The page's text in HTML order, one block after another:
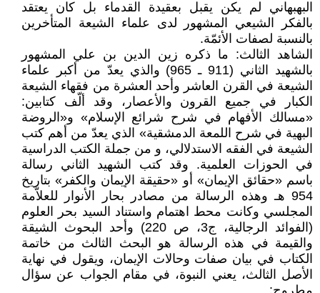
البهبهاني لم يكن يقبل بعقيدة القدماء بل كان يعتقد
بالفكر الشيعي المشهور لدى علماء الشيعة المتأخرين
بالنسبة لصفات الأئمّة.
الشاهد الثالث: ما ذكره زين الدين بن علي المشهور
بالشهيد الثاني (911 ـ 965) والذي يعدّ من أكبر علماء
الشيعة في القرن العاشر وأحد العشرة من فقهاء الشيعة
الكبار في جميع القرون والأعصار، وقد ألّف كتابين:
«مسالك الأفهام في شرح شرائع الإسلام» و«الروضة
البهية في شرح اللمعة الدمشقية» الذي يعدّ من أهم كتب
الشيعة في الفقه الاستدلالي، و من جملة الكتب الدراسية
في الحوزات العلمية. وقد كتب الشهيد الثاني رسالة
باسم «حقائق الإيمان» أو «حقيقة الإيمان والكفر» بتاريخ
954 هـ وهذه الرسالة من مصادر بحار الأنوار للعلاّمة
المجلسي وكانت محط اهتمام واستناد السيد بحر العلوم
(الفوائد الرجالية، ج3، ص 220) وأحد البحوث الشيقة
والقيمة في هذه الرسالة هو البحث الثالث من خاتمة
الكتاب في بيان صفات وحالات الإيمان، ويقول في نهاية
الأصل الثالث، يعني النبوة، في مقام الجواب عن سؤال